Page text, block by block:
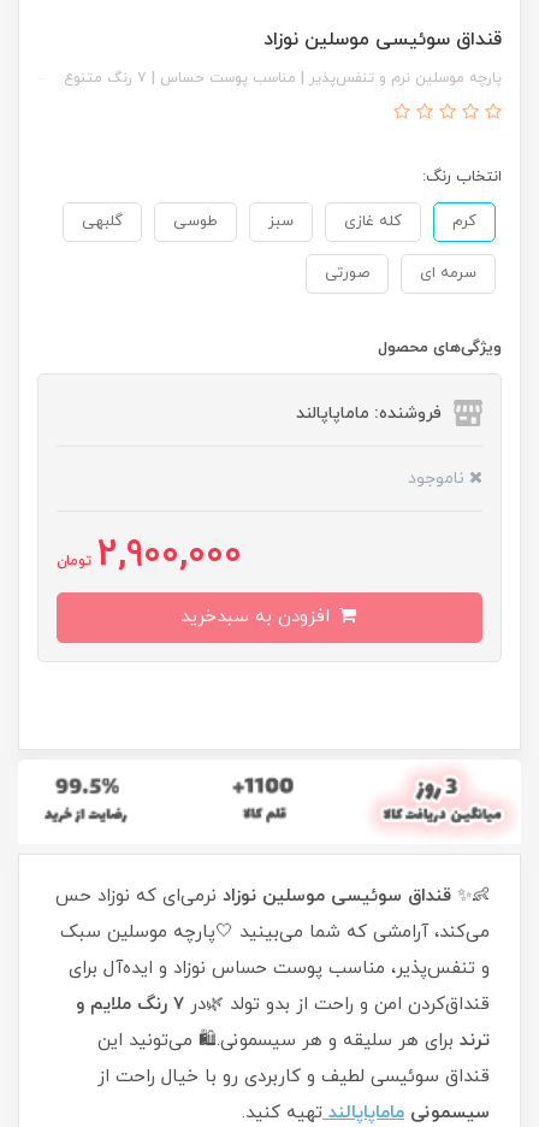
قنداق سوئیسی موسلین نوزاد
پارچه موسلین نرم و تنفس‌پذیر | مناسب پوست حساس | ۷ رنگ متنوع
انتخاب رنگ:
کرم کله غازی سبز طوسی گلبهی
سرمه ای صورتی
ویژگی‌های محصول
فروشنده: ماماپاپالند
ناموجود
2,900,000 تومان
👶✨ قنداق سوئیسی موسلین نوزاد نرمی‌ای که نوزاد حس
می‌کند، آرامشی که شما می‌بینید 🤍پارچه موسلین سبک
و تنفس‌پذیر، مناسب پوست حساس نوزاد و ایده‌آل برای
قنداق‌کردن امن و راحت از بدو تولد 🌿در
۷ رنگ ملایم و
ترند برای هر سلیقه و هر سیسمونی.🛍️ می‌تونید این
قنداق سوئیسی لطیف و کاربردی رو با خیال راحت از
سیسمونی ماماپاپالند تهیه کنید.